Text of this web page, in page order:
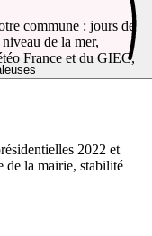
commune : jours de
de la mer,
France et du GIEC,
2022 et
de la mairie, stabilité